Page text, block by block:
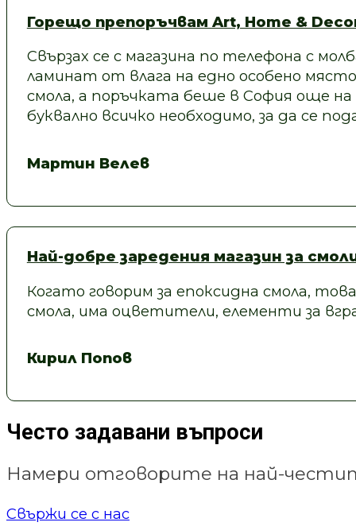
Горещо препоръчвам Art, Home &
Свързах се с магазина по телефона с
ламинат от влага на едно особено
смола, а поръчката беше в София още
буквално всичко необходимо, за да се
Мартин Велев
Най-добре заредения магазин за
Когато говорим за епоксидна смола,
смола, има оцветители, елементи за
Кирил Попов
Често задавани въпроси
Намери отговорите на най-
Свържи се с нас